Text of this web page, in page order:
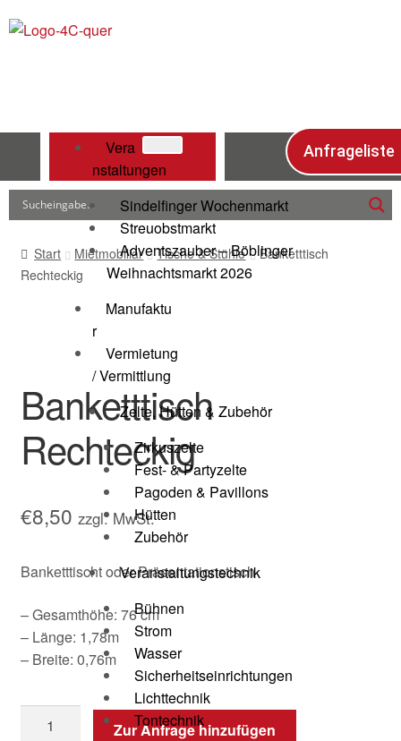
Vera
nstaltungen
Sindelfinger Wochenmarkt
Streuobstmarkt
Adventszauber – Böblinger
Weihnachtsmarkt 2026
Manufaktu
r
Vermietung
/ Vermittlung
Zelte, Hütten & Zubehör
Zirkuszelte
Fest- & Partyzelte
Pagoden & Pavillons
Hütten
Zubehör
Veranstaltungstechnik
Bühnen
Strom
Wasser
Sicherheitseinrichtungen
Lichttechnik
Tontechnik
Anfrageliste
Start Mietmobiliar Tische & Stühle
Banketttisch
Rechteckig
Banketttisch
Rechteckig
€8,50 zzgl. MwSt.
Banketttischt oder Präsentationstisch
– Gesamthöhe: 76 cm
– Länge: 1,78m
– Breite: 0,76m
Zur Anfrage hinzufügen